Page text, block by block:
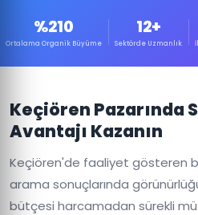
%210
Ortalama Organik Büyüme
12+
Sektörde Uzmanlık
Keçiören Pazarında
Avantajı Kazanın
Keçiören'de faaliyet gösteren
arama sonuçlarında
bütçesi harcamadan sürekli